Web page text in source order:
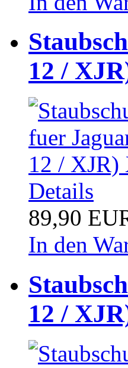
12 /
Details
89,90
In den
12 /